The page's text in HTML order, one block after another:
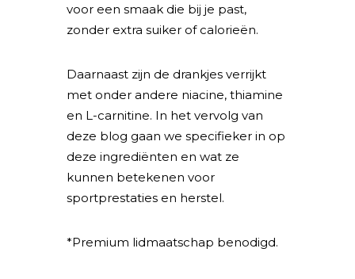
voor een smaak die bij je past,
zonder extra suiker of calorieën.
Daarnaast zijn de drankjes verrijkt
met onder andere niacine, thiamine
en L-carnitine. In het vervolg van
deze blog gaan we specifieker in op
deze ingrediënten en wat ze
kunnen betekenen voor
sportprestaties en herstel.
*Premium lidmaatschap benodigd.